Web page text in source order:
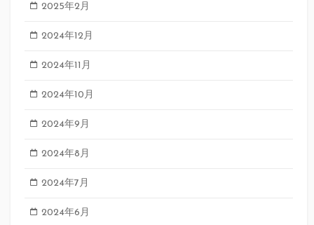
2025年2月
2024年12月
2024年11月
2024年10月
2024年9月
2024年8月
2024年7月
2024年6月